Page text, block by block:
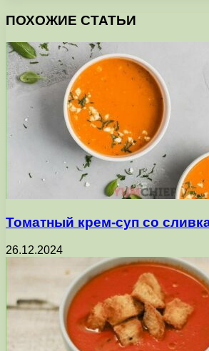
ПОХОЖИЕ СТАТЬИ
Томатный крем-суп со
26.12.2024